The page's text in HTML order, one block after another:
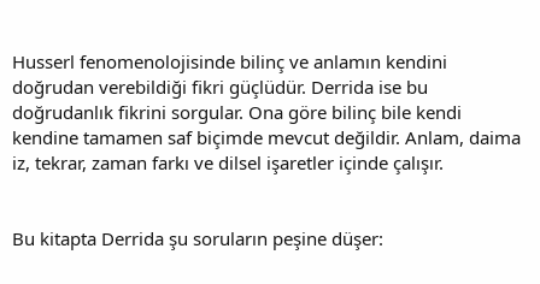
Husserl fenomenolojisinde bilinç ve anlamın kendini
doğrudan verebildiği fikri güçlüdür. Derrida ise bu
doğrudanlık fikrini sorgular. Ona göre bilinç bile kendi
kendine tamamen saf biçimde mevcut değildir. Anlam, daima
iz, tekrar, zaman farkı ve dilsel işaretler içinde çalışır.
Bu kitapta Derrida şu soruların peşine düşer: